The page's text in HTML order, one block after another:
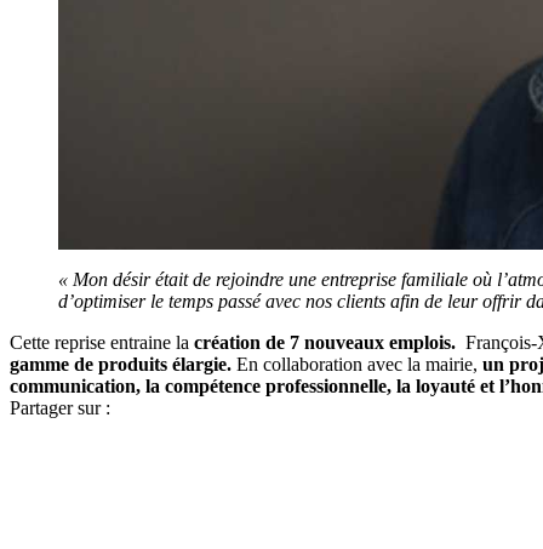
« Mon désir était de rejoindre une entreprise familiale où
d’optimiser le temps passé avec nos clients afin de leur offrir
Cette reprise entraine la création de 7 nouveaux emplois. François-
gamme de produits élargie. En collaboration avec la mairie, un
communication, la compétence professionnelle, la loyauté et
Partager sur :